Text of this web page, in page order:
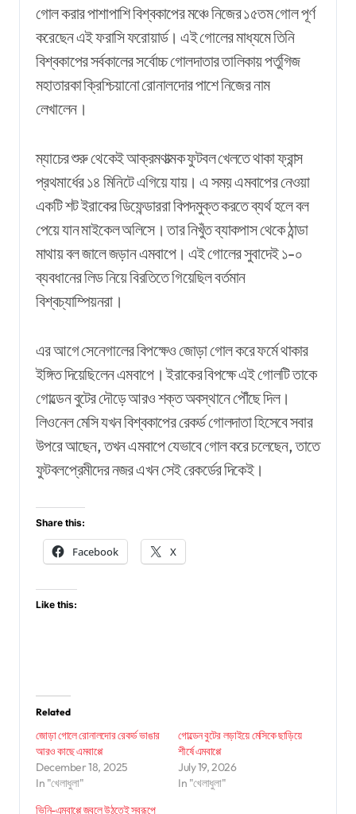
গোল করার পাশাপাশি বিশ্বকাপের মঞ্চে নিজের ১৫তম গোল পূর্ণ
করেছেন এই ফরাসি ফরোয়ার্ড। এই গোলের মাধ্যমে তিনি
বিশ্বকাপের সর্বকালের সর্বোচ্চ গোলদাতার তালিকায় পর্তুগিজ
মহাতারকা ক্রিশ্চিয়ানো রোনালদোর পাশে নিজের নাম
লেখালেন।
ম্যাচের শুরু থেকেই আক্রমণাত্মক ফুটবল খেলতে থাকা ফ্রান্স
প্রথমার্ধের ১৪ মিনিটে এগিয়ে যায়। এ সময় এমবাপের নেওয়া
একটি শট ইরাকের ডিফেন্ডাররা বিপদমুক্ত করতে ব্যর্থ হলে বল
পেয়ে যান মাইকেল অলিসে। তার নিখুঁত ব্যাকপাস থেকে ঠান্ডা
মাথায় বল জালে জড়ান এমবাপে। এই গোলের সুবাদেই ১-০
ব্যবধানের লিড নিয়ে বিরতিতে গিয়েছিল বর্তমান
বিশ্বচ্যাম্পিয়নরা।
এর আগে সেনেগালের বিপক্ষেও জোড়া গোল করে ফর্মে থাকার
ইঙ্গিত দিয়েছিলেন এমবাপে। ইরাকের বিপক্ষে এই গোলটি তাকে
গোল্ডেন বুটের দৌড়ে আরও শক্ত অবস্থানে পৌঁছে দিল।
লিওনেল মেসি যখন বিশ্বকাপের রেকর্ড গোলদাতা হিসেবে সবার
উপরে আছেন, তখন এমবাপে যেভাবে গোল করে চলেছেন, তাতে
ফুটবলপ্রেমীদের নজর এখন সেই রেকর্ডের দিকেই।
Share this:
Facebook X
Like this:
Related
জোড়া গোলে রোনালদোর রেকর্ড ভাঙার
আরও কাছে এমবাপ্পে
December 18, 2025
In "খেলাধুলা"
গোল্ডেন বুটের লড়াইয়ে মেসিকে ছাড়িয়ে
শীর্ষে এমবাপ্পে
July 19, 2026
In "খেলাধুলা"
ভিনি-এমবাপ্পে জ্বলে উঠতেই স্বরূপে